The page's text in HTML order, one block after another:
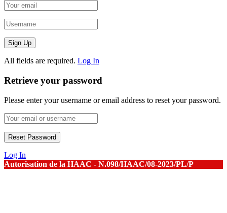
All fields are required. Log In
Retrieve your password
Please enter your username or email address to reset your password.
Log In
Autorisation de la HAAC - N.098/HAAC/08-2023/PL/P